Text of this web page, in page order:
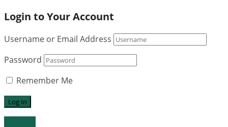
Login to Your Account
Username or Email Address
Password
Remember Me